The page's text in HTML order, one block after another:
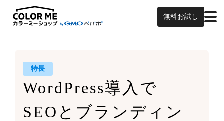
無料お試し
特長
WordPress導入で
SEOと ブランディン